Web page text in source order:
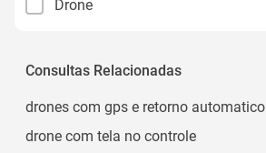
Drone
Consultas Relacionadas
drones com gps e retorno automatico
drone com tela no controle